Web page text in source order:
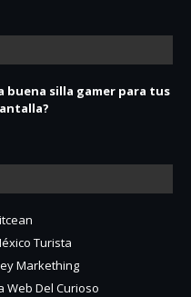
buena silla gamer para tus
Turista
Markething
Web Del Curioso